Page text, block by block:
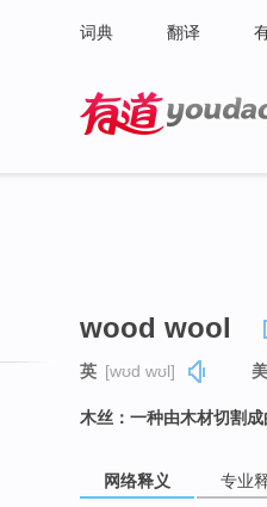
词典 翻译
wood wool
英 [wʊd wʊl] 美
木丝：一种由木材切割
网络释义 专业